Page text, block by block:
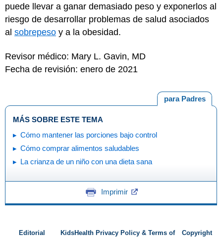
puede llevar a ganar demasiado peso y exponerlos al
riesgo de desarrollar problemas de salud asociados
al sobrepeso y a la obesidad.
Revisor médico: Mary L. Gavin, MD
Fecha de revisión: enero de 2021
para Padres
MÁS SOBRE ESTE TEMA
Cómo mantener las porciones bajo control
Cómo comprar alimentos saludables
La crianza de un niño con una dieta sana
Imprimir
Editorial
KidsHealth Privacy Policy & Terms of
Copyright